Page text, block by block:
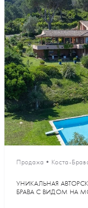
Продажа • Коста-
УНИКАЛЬНАЯ
БРАВА С ВИДОМ НА